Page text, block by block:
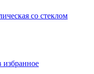
со стеклом
избранное